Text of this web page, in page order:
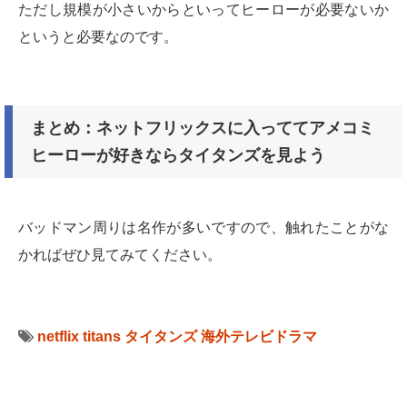
ただし規模が小さいからといってヒーローが必要ないか
というと必要なのです。
まとめ：ネットフリックスに入っててアメコミ
ヒーローが好きならタイタンズを見よう
バッドマン周りは名作が多いですので、触れたことがな
かればぜひ見てみてください。
netflix titans タイタンズ 海外テレビドラマ